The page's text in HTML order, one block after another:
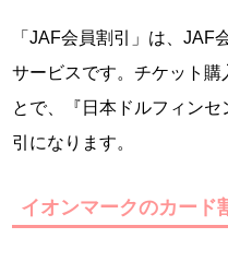
「JAF会員割引」は、JAF
サービスです。チケット購
とで、『日本ドルフィン
引になります。
イオンマークのカード